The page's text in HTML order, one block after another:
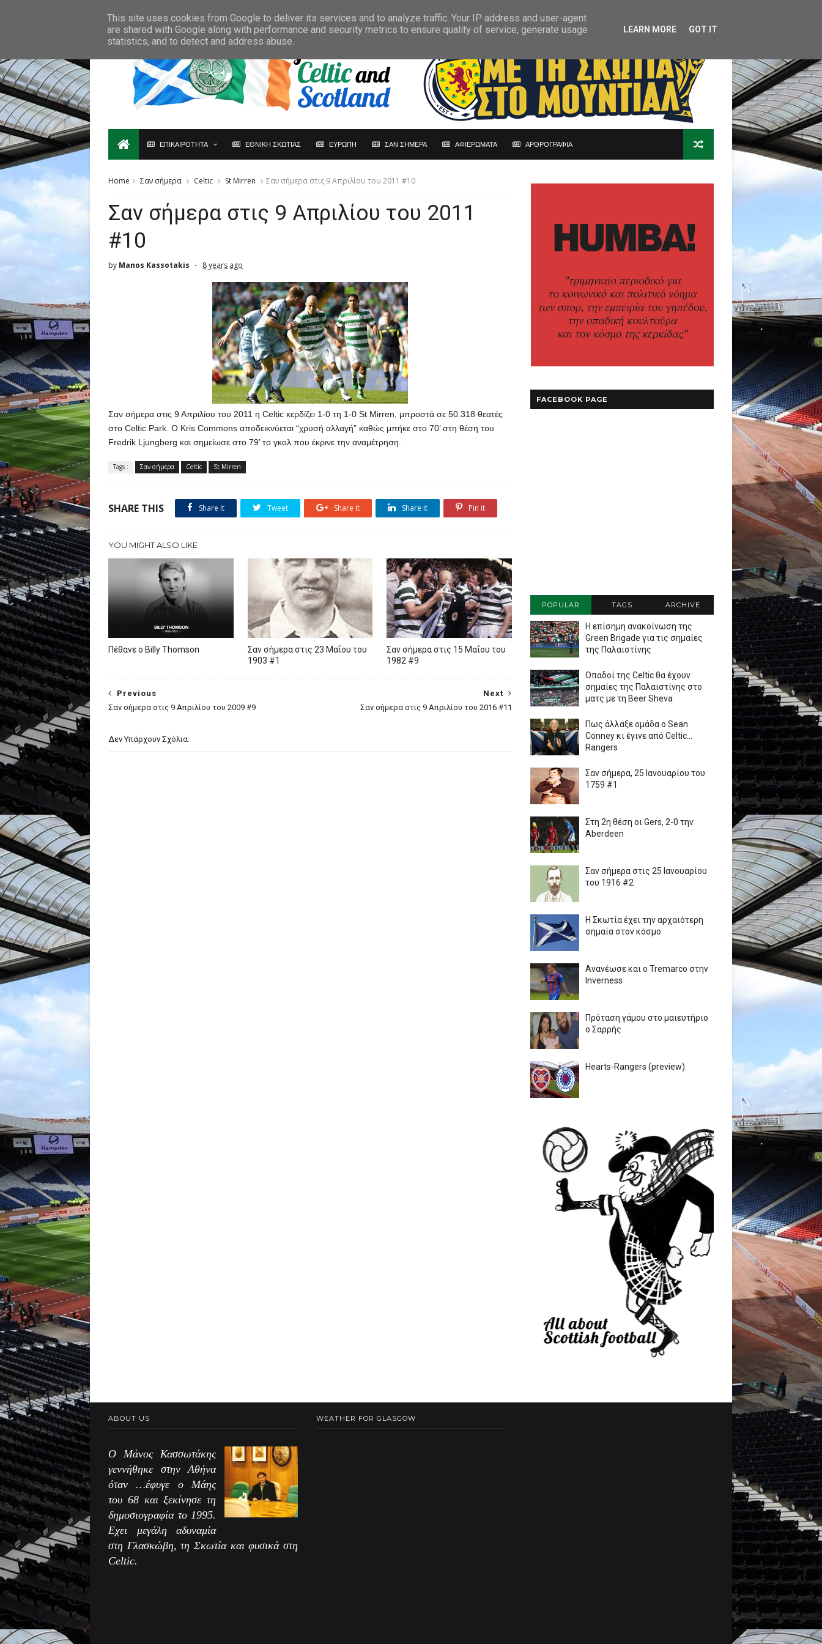
ΕΠΙΚΑΙΡΟΤΗΤΑ ΕΘΝΙΚΗ ΣΚΩΤΙΑΣ ΕΥΡΩΠΗ ΣΑΝ ΣΗΜΕΡΑ ΑΦΙΕΡΩΜΑΤΑ ΑΡΘΡΟΓΡΑΦΙΑ
Home Σαν σήμερα Celtic St Mirren Σαν σήμερα στις 9 Απριλίου του 2011 #10
Σαν σήμερα στις 9 Απριλίου του 2011
#10
by Manos Kassotakis 8 years ago
Σαν σήμερα στις 9 Απριλίου του 2011 η Celtic κερδίζει 1-0 τη 1-0 St Mirren, μπροστά σε 50.318 θεατές
στο Celtic Park. O Kris Commons αποδεικνύεται “χρυσή αλλαγή” καθώς μπήκε στο 70’ στη θέση του
Fredrik Ljungberg και σημείωσε στο 79’ το γκολ που έκρινε την αναμέτρηση.
Tags : Σαν σήμερα Celtic St Mirren
SHARE THIS Share it Tweet Share it Share it Pin it
YOU MIGHT ALSO LIKE
Πέθανε ο Billy Thomson
Σαν σήμερα στις 23 Μαΐου του
1903 #1
Σαν σήμερα στις 15 Μαΐου του
1982 #9
Next
Σαν σήμερα στις 9 Απριλίου του 2016 #11
Previous
Σαν σήμερα στις 9 Απριλίου του 2009 #9
Δεν Υπάρχουν Σχόλια:
FACEBOOK PAGE
POPULAR TAGS ARCHIVE
Η επίσημη ανακοίνωση της
Green Brigade για τις σημαίες
της Παλαιστίνης
Οπαδοί της Celtic θα έχουν
σημαίες της Παλαιστίνης στο
ματς με τη Beer Sheva
Πως άλλαξε ομάδα ο Sean
Conney κι έγινε από Celtic...
Rangers
Σαν σήμερα, 25 Ιανουαρίου του
1759 #1
Στη 2η θέση οι Gers, 2-0 την
Aberdeen
Σαν σήμερα στις 25 Ιανουαρίου
του 1916 #2
Η Σκωτία έχει την αρχαιότερη
σημαία στον κόσμο
Ανανέωσε και ο Tremarco στην
Inverness
Πρόταση γάμου στο μαιευτήριο
ο Σαρρής
Hearts-Rangers (preview)
ABOUT US
Ο Μάνος Κασσωτάκης
γεννήθηκε στην Αθήνα
όταν …έφυγε ο Μάης
του 68 και ξεκίνησε τη
δημοσιογραφία το 1995.
Εχει μεγάλη αδυναμία
στη Γλασκώβη, τη Σκωτία και φυσικά στη
Celtic.
WEATHER FOR GLASGOW
This site uses cookies from Google to deliver its services and to analyze traffic. Your IP address and user-agent
are shared with Google along with performance and security metrics to ensure quality of service, generate usage
statistics, and to detect and address abuse.
LEARN MORE GOT IT